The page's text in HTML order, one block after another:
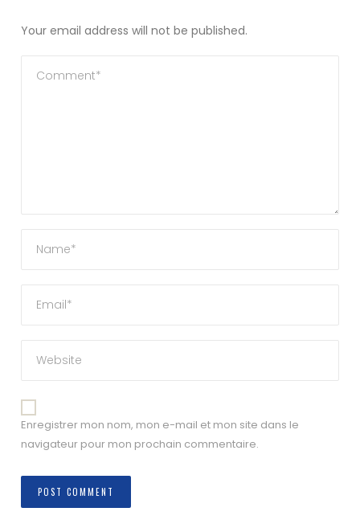
Your email address will not be published.
Enregistrer mon nom, mon e-mail et mon site dans le
navigateur pour mon prochain commentaire.